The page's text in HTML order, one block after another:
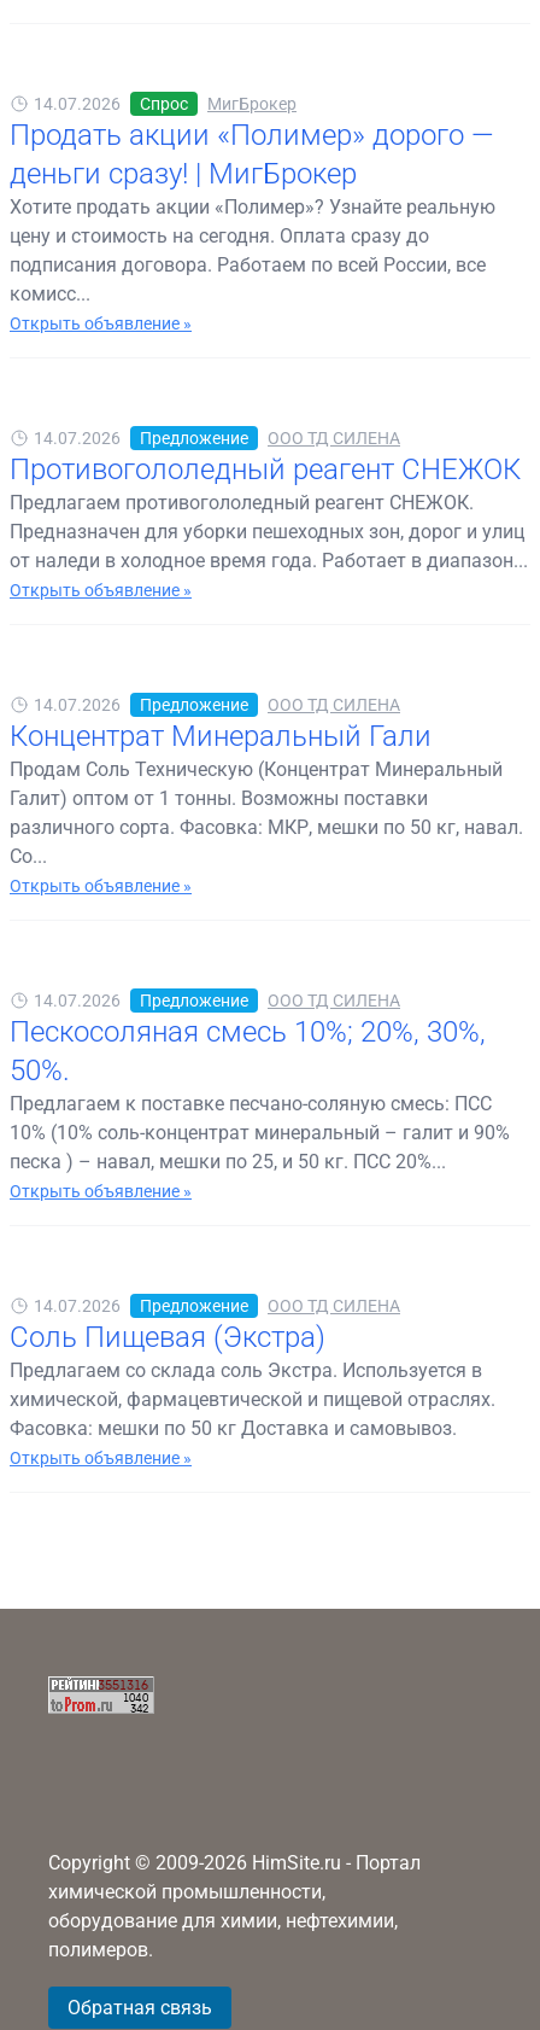
14.07.2026 Спрос МигБрокер
Продать акции «Полимер» дорого —
деньги сразу! | МигБрокер
Хотите продать акции «Полимер»? Узнайте реальную
цену и стоимость на сегодня. Оплата сразу до
подписания договора. Работаем по всей России, все
комисс...
Открыть объявление »
14.07.2026 Предложение ООО ТД СИЛЕНА
Противогололедный реагент СНЕЖОК
Предлагаем противогололедный реагент СНЕЖОК.
Предназначен для уборки пешеходных зон, дорог и улиц
от наледи в холодное время года. Работает в диапазон...
Открыть объявление »
14.07.2026 Предложение ООО ТД СИЛЕНА
Концентрат Минеральный Гали
Продам Соль Техническую (Концентрат Минеральный
Галит) оптом от 1 тонны. Возможны поставки
различного сорта. Фасовка: МКР, мешки по 50 кг, навал.
Со...
Открыть объявление »
14.07.2026 Предложение ООО ТД СИЛЕНА
Пескосоляная смесь 10%; 20%, 30%,
50%.
Предлагаем к поставке песчано-соляную смесь: ПСС
10% (10% соль-концентрат минеральный – галит и 90%
песка ) – навал, мешки по 25, и 50 кг. ПСС 20%...
Открыть объявление »
14.07.2026 Предложение ООО ТД СИЛЕНА
Соль Пищевая (Экстра)
Предлагаем со склада соль Экстра. Используется в
химической, фармацевтической и пищевой отраслях.
Фасовка: мешки по 50 кг Доставка и самовывоз.
Открыть объявление »
Copyright © 2009-2026 HimSite.ru - Портал
химической промышленности,
оборудование для химии, нефтехимии,
полимеров.
Обратная связь